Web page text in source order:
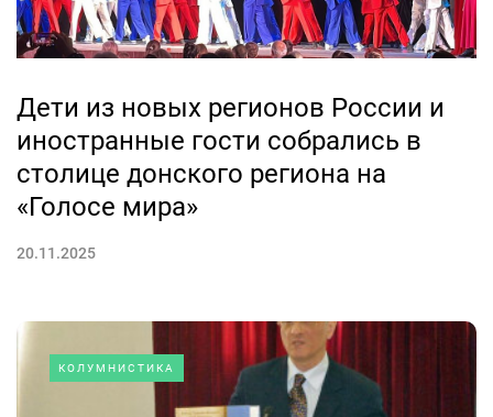
Дети из новых регионов России и
иностранные гости собрались в
столице донского региона на
«Голосе мира»
20.11.2025
КОЛУМНИСТИКА